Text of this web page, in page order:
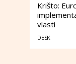
Krišto:
vlasti
DESK